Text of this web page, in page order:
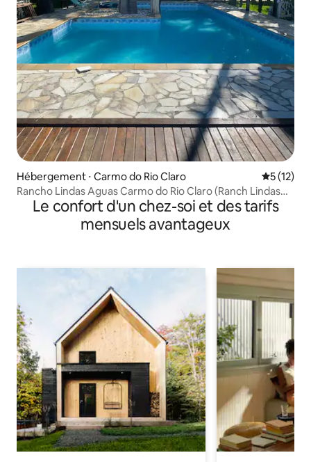
Hébergement ⋅ Carmo do Rio Claro
5 (12)
Rancho Lindas Aguas Carmo do Rio Claro (Ranch Lindas
Aguas Carmo do Rio Claro)
Le confort d'un chez-soi et des tarifs
mensuels avantageux